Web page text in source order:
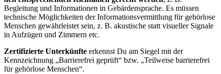
Begleitung und Informationen in Gebärdensprache. Es müssen
technische Möglichkeiten der Informationsvermittlung für gehörlose
Menschen gewährleistet sein, z. B. akustische statt visueller Signale
in Aufzügen und Zimmern etc.
Zertifizierte Unterkünfte erkennst Du am Siegel mit der
Kennzeichnung „Barrierefrei geprüft“ bzw. „Teilweise barrierefrei
für gehörlose Menschen“.